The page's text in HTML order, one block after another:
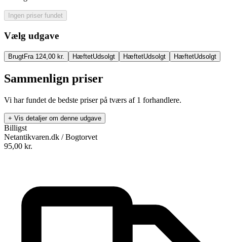
Ingen priser fundet
Vælg udgave
BrugtFra 124,00 kr. HæftetUdsolgt HæftetUdsolgt HæftetUdsolgt
Sammenlign priser
Vi har fundet de bedste priser på tværs af 1 forhandlere.
+ Vis detaljer om denne udgave
Dansk med overblik
Billigst
Netantikvaren.dk / Bogtorvet
95,00 kr.